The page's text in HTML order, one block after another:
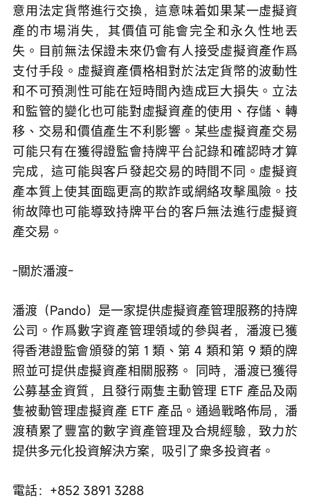
意用法定貨幣進行交換，這意味着如果某一虛擬資
產的市場消失，其價值可能會完全和永久性地丟
失。目前無法保證未來仍會有人接受虛擬資產作爲
支付手段。虛擬資產價格相對於法定貨幣的波動性
和不可預測性可能在短時間內造成巨大損失。立法
和監管的變化也可能對虛擬資產的使用、存儲、轉
移、交易和價值產生不利影響。某些虛擬資產交易
可能只有在獲得證監會持牌平台記錄和確認時才算
完成，這可能與客戶發起交易的時間不同。虛擬資
產本質上使其面臨更高的欺詐或網絡攻擊風險。技
術故障也可能導致持牌平台的客戶無法進行虛擬資
產交易。
-關於潘渡-
潘渡（Pando）是一家提供虛擬資產管理服務的持牌
公司。作爲數字資產管理領域的參與者，潘渡已獲
得香港證監會頒發的第 1 類、第 4 類和第 9 類的牌
照並可提供虛擬資產相關服務。 同時，潘渡已獲得
公募基金資質，且發行兩隻主動管理 ETF 產品及兩
隻被動管理虛擬資產 ETF 產品。通過戰略佈局，潘
渡積累了豐富的數字資產管理及合規經驗，致力於
提供多元化投資解決方案，吸引了衆多投資者。
電話：+852 3891 3288